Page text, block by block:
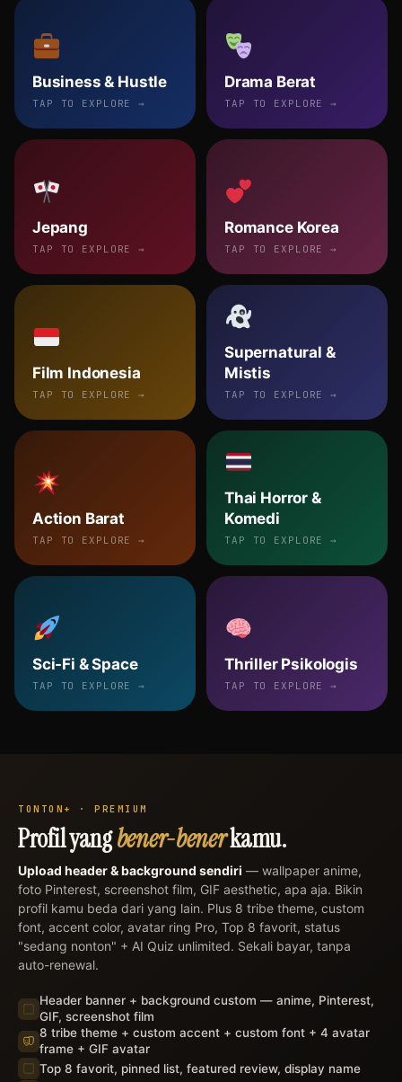
Business & Hustle
TAP TO EXPLORE →
Drama Berat
TAP TO EXPLORE →
Jepang
TAP TO EXPLORE →
Romance Korea
TAP TO EXPLORE →
Film Indonesia
TAP TO EXPLORE →
Supernatural &
Mistis
TAP TO EXPLORE →
Action Barat
TAP TO EXPLORE →
Thai Horror &
Komedi
TAP TO EXPLORE →
Sci-Fi & Space
TAP TO EXPLORE →
Thriller Psikologis
TAP TO EXPLORE →
×
TONTON+ · PREMIUM
Profil yangbener-benerkamu.
Upload header & background sendiri — wallpaper anime,
foto Pinterest, screenshot film, GIF aesthetic, apa aja. Bikin
profil kamu beda dari yang lain. Plus 8 tribe theme, custom
font, accent color, avatar ring Pro, Top 8 favorit, status
"sedang nonton" + AI Quiz unlimited. Sekali bayar, tanpa
auto-renewal.
Header banner + background custom — anime, Pinterest,
GIF, screenshot film
8 tribe theme + custom accent + custom font + 4 avatar
frame + GIF avatar
Top 8 favorit, pinned list, featured review, display name